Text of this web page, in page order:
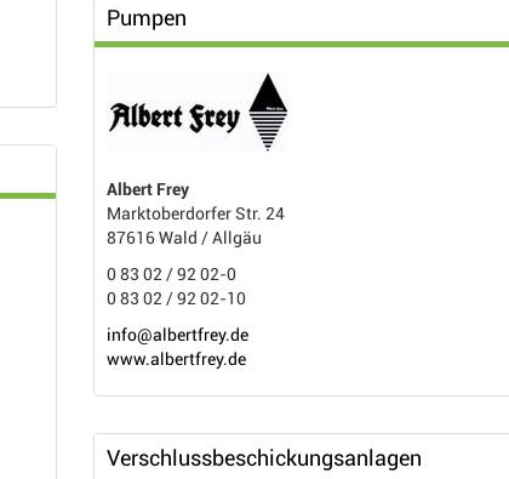
Pumpen
Albert Frey
Marktoberdorfer Str. 24
87616 Wald / Allgäu
0 83 02 / 92 02-0
0 83 02 / 92 02-10
info@albertfrey.de
www.albertfrey.de
Verschlussbeschickungsanlagen